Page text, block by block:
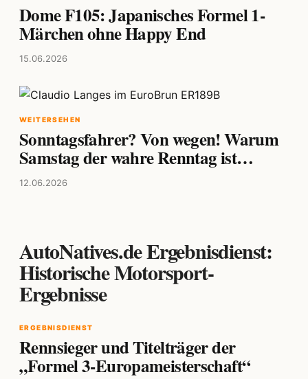
Dome F105: Japanisches Formel 1-
Märchen ohne Happy End
15.06.2026
WEITERSEHEN
Sonntagsfahrer? Von wegen! Warum
Samstag der wahre Renntag ist…
12.06.2026
AutoNatives.de Ergebnisdienst:
Historische Motorsport-
Ergebnisse
ERGEBNISDIENST
Rennsieger und Titelträger der
„Formel 3-Europameisterschaft“